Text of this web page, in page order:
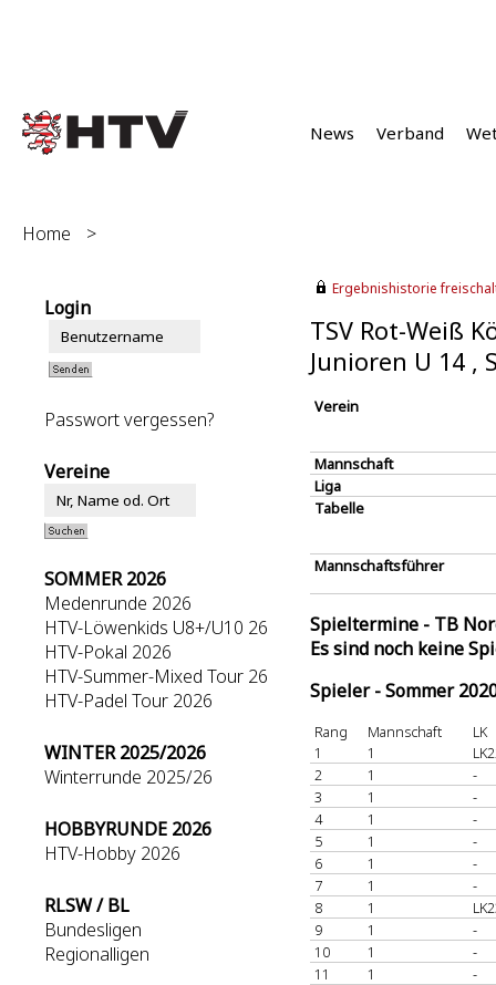
News Verband
Home >
Login
Passwort vergessen?
Vereine
SOMMER 2026
Medenrunde 2026
HTV-Löwenkids U8+/U10 26
HTV-Pokal 2026
HTV-Summer-Mixed Tour 26
HTV-Padel Tour 2026
WINTER 2025/2026
Winterrunde 2025/26
HOBBYRUNDE 2026
HTV-Hobby 2026
RLSW / BL
Bundesligen
Regionalligen
Ergebnishistorie
TSV Rot-Weiß
Junioren U 14 ,
Verein
Mannschaft
Liga
Tabelle
Mannschaftsführer
Spieltermine - TB
Es sind noch keine
Spieler - Sommer
Rang Mannschaft
LK
1
1
2
1
-
3
1
-
4
1
-
5
1
-
6
1
-
7
1
-
8
1
9
1
-
10
1
-
11
1
-